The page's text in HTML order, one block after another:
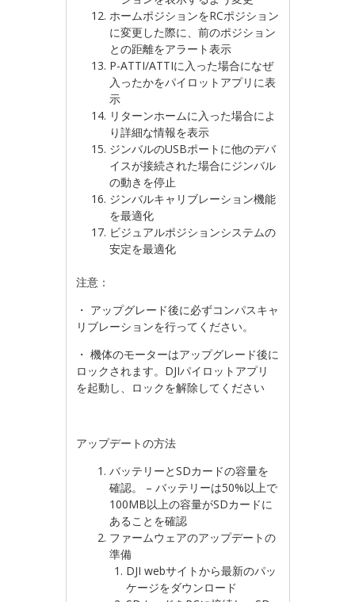
ホームポジションをRCポジション
に変更した際に、前のポジション
との距離をアラート表示
P-ATTI/ATTIに入った場合になぜ
入ったかをパイロットアプリに表
示
リターンホームに入った場合によ
り詳細な情報を表示
ジンバルのUSBポートに他のデバ
イスが接続された場合にジンバル
の動きを停止
ジンバルキャリブレーション機能
を最適化
ビジュアルポジションシステムの
安定を最適化
注意：
・ アップグレード後に必ずコンパスキャ
リブレーションを行ってください。
・ 機体のモーターはアップグレード後に
ロックされます。DJIパイロットアプリ
を起動し、ロックを解除してください
アップデートの方法
バッテリーとSDカードの容量を
確認。 – バッテリーは50%以上で
100MB以上の容量がSDカードに
あることを確認
ファームウェアのアップデートの
準備
DJI webサイトから最新のパッ
ケージをダウンロード